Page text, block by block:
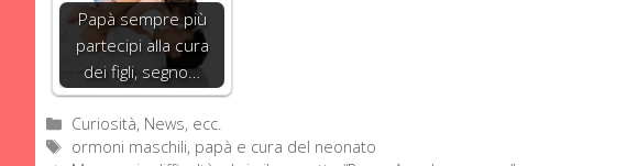
Papà sempre più
partecipi alla cura
dei figli, segno…
Categorie
Curiosità, News, ecc.
Tag
ormoni maschili, papà e cura del neonato